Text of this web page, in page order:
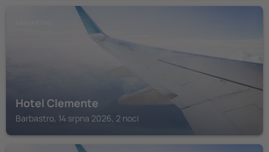
Hotel Clemente
Barbastro, 14 srpna 2026, 2 noci